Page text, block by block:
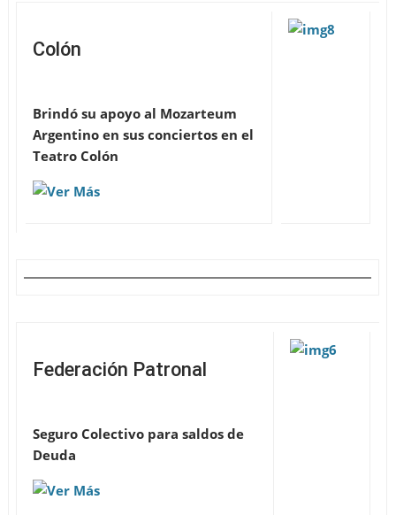
Colón
Brindó su apoyo al Mozarteum
Argentino en sus conciertos en el
Teatro Colón
Federación Patronal
Seguro Colectivo para saldos de
Deuda